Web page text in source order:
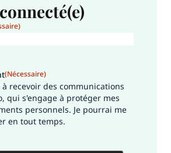
(Nécessaire)
à recevoir des communications
qui s'engage à protéger mes
personnels. Je pourrai me
en tout temps.